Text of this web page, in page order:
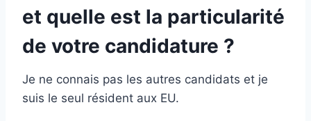
et quelle est la particularité
de votre candidature ?
Je ne connais pas les autres candidats et je
suis le seul résident aux EU.